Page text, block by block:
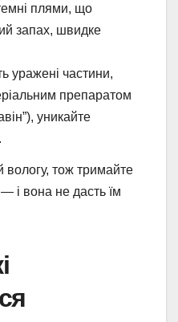
плями, що
запах, швидке
уражені частини,
препаратом
уникайте
вологу, тож тримайте
— і вона не дасть їм